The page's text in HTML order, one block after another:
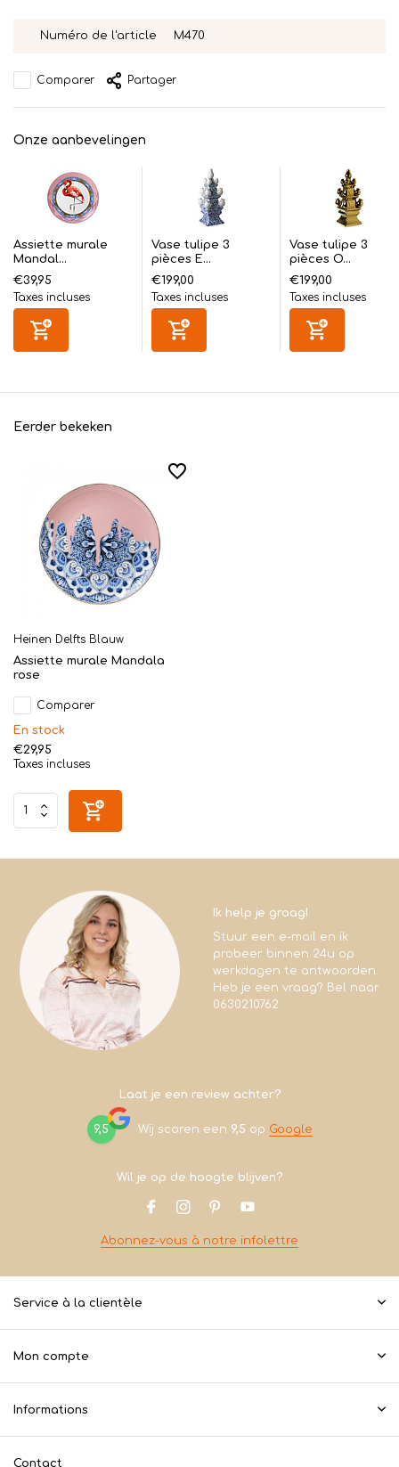
Numéro de l'article M470
Comparer Partager
Onze aanbevelingen
Assiette murale
Mandal...
€39,95
Taxes incluses
Vase tulipe 3
pièces E...
€199,00
Taxes incluses
Vase tulipe 3
pièces O...
€199,00
Taxes incluses
Eerder bekeken
Heinen Delfts Blauw
Assiette murale Mandala
rose
Comparer
En stock
€29,95
Taxes incluses
Ik help je graag!
Stuur een e-mail en ik
probeer binnen 24u op
werkdagen te antwoorden.
Heb je een vraag? Bel naar
0630210762
Laat je een review achter?
9,5 Wij scoren een 9,5 op Google
Wil je op de hoogte blijven?
Abonnez-vous à notre infolettre
Service à la clientèle
Mon compte
Informations
Contact